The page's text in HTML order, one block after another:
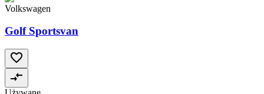
Volkswagen
Golf Sportsvan